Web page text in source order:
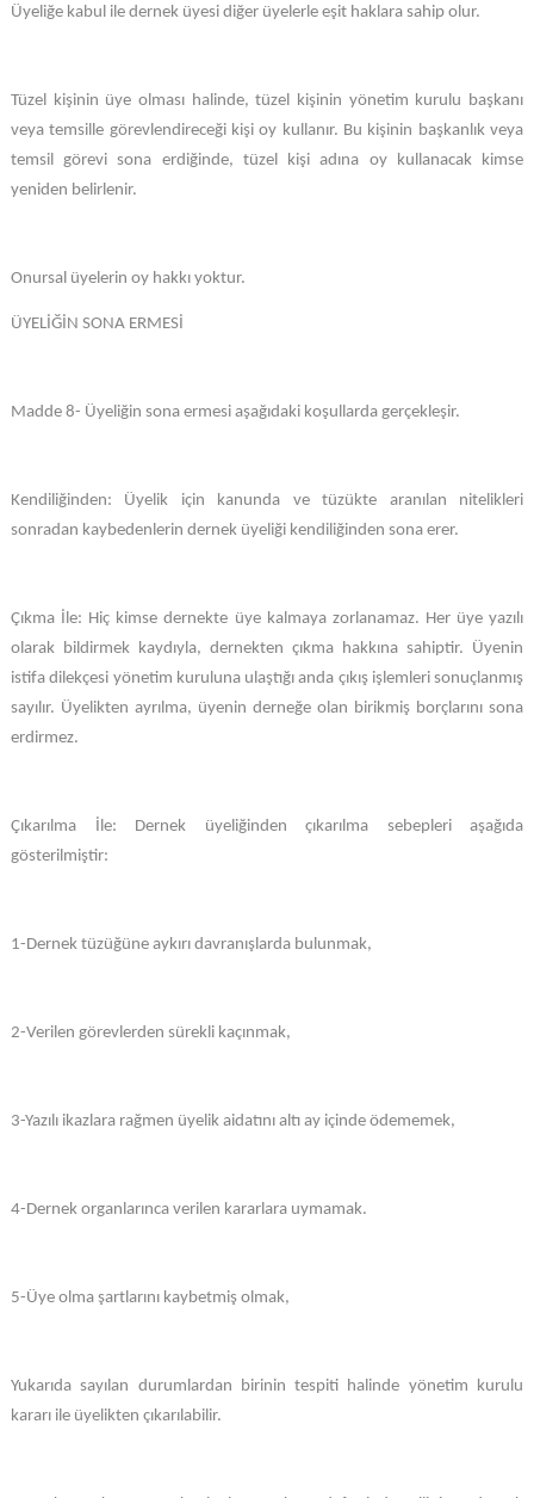
Üyeliğe kabul ile dernek üyesi diğer üyelerle eşit haklara sahip olur.
Tüzel kişinin üye olması halinde, tüzel kişinin yönetim kurulu başkanı
veya temsille görevlendireceği kişi oy kullanır. Bu kişinin başkanlık veya
temsil görevi sona erdiğinde, tüzel kişi adına oy kullanacak kimse
yeniden belirlenir.
Onursal üyelerin oy hakkı yoktur.
ÜYELİĞİN SONA ERMESİ
Madde 8- Üyeliğin sona ermesi aşağıdaki koşullarda gerçekleşir.
Kendiliğinden: Üyelik için kanunda ve tüzükte aranılan nitelikleri
sonradan kaybedenlerin dernek üyeliği kendiliğinden sona erer.
Çıkma İle: Hiç kimse dernekte üye kalmaya zorlanamaz. Her üye yazılı
olarak bildirmek kaydıyla, dernekten çıkma hakkına sahiptir. Üyenin
istifa dilekçesi yönetim kuruluna ulaştığı anda çıkış işlemleri sonuçlanmış
sayılır. Üyelikten ayrılma, üyenin derneğe olan birikmiş borçlarını sona
erdirmez.
Çıkarılma İle: Dernek üyeliğinden çıkarılma sebepleri aşağıda
gösterilmiştir:
1-Dernek tüzüğüne aykırı davranışlarda bulunmak,
2-Verilen görevlerden sürekli kaçınmak,
3-Yazılı ikazlara rağmen üyelik aidatını altı ay içinde ödememek,
4-Dernek organlarınca verilen kararlara uymamak.
5-Üye olma şartlarını kaybetmiş olmak,
Yukarıda sayılan durumlardan birinin tespiti halinde yönetim kurulu
kararı ile üyelikten çıkarılabilir.